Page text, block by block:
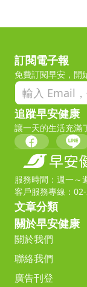
訂閱電子報
免費訂閱早安，開
追蹤早安健康
讓一天的生活充滿
服務時間：週一～
客戶服務專線：
文章分類
關於早安健康
關於我們
聯絡我們
廣告刊登